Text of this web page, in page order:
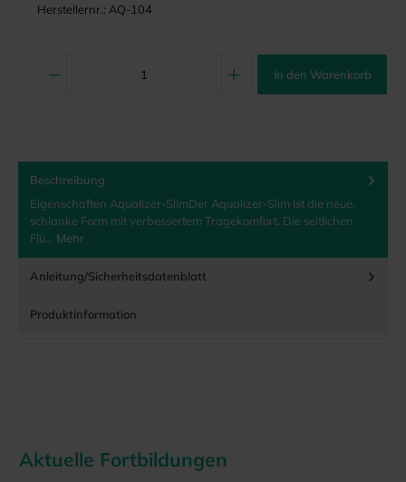
Herstellernr.: AQ-104
In den Warenkorb
Beschreibung
Eigenschaften Aqualizer-SlimDer Aqualizer-Slim ist die neue,
schlanke Form mit verbessertem Tragekomfort. Die seitlichen
Flü… Mehr
Anleitung/Sicherheitsdatenblatt
Produktinformation
Aktuelle Fortbildungen